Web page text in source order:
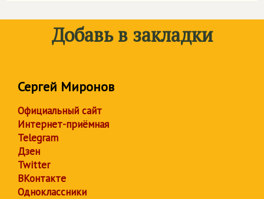
Добавь в закладки
Сергей Миронов
Официальный сайт
Интернет-приёмная
Telegram
Дзен
Twitter
ВКонтакте
Одноклассники